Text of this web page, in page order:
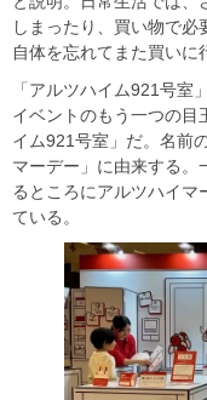
しまったり、買い物で必
自体を忘れてまた買いに
「アルツハイム921号室
イベントのもう一つの目
イム921号室」だ。名前
マーデー」に由来する。
るところにアルツハイ
ている。